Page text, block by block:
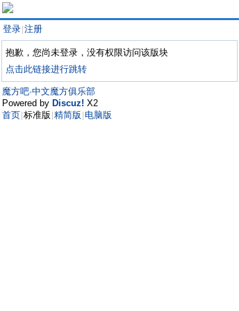
登录 注册
抱歉，您尚未登录，没有权限访问该版块
点击此链接进行跳转
魔方吧·中文魔方俱乐部
Powered by Discuz! X2
首页 标准版 精简版 电脑版